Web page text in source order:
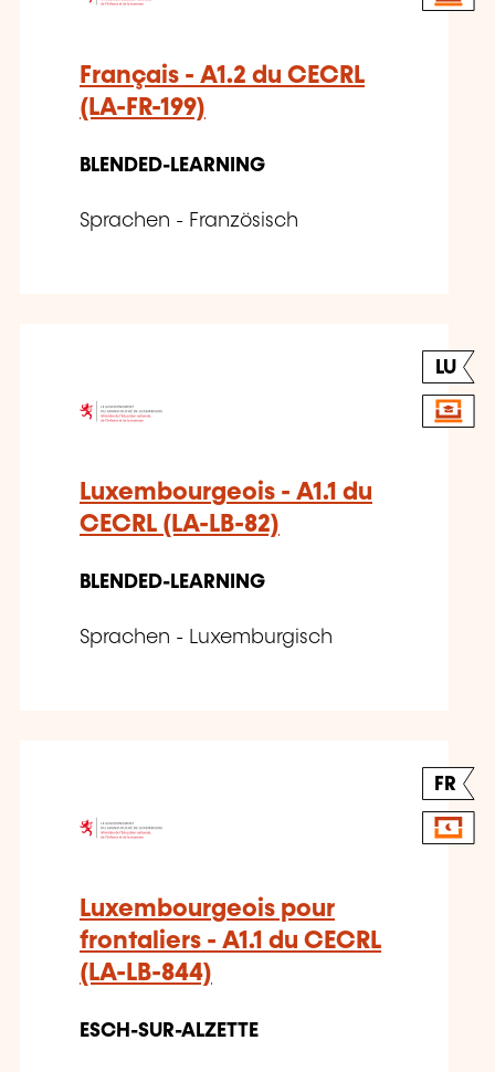
Français - A1.2 du CECRL
(LA-FR-199)
BLENDED-LEARNING
Sprachen - Französisch
LU
Luxembourgeois - A1.1 du
CECRL (LA-LB-82)
BLENDED-LEARNING
Sprachen - Luxemburgisch
FR
Luxembourgeois pour
frontaliers - A1.1 du CECRL
(LA-LB-844)
ESCH-SUR-ALZETTE